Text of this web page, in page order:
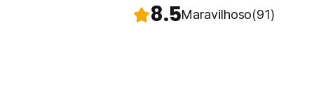
8.5Maravilhoso(91)